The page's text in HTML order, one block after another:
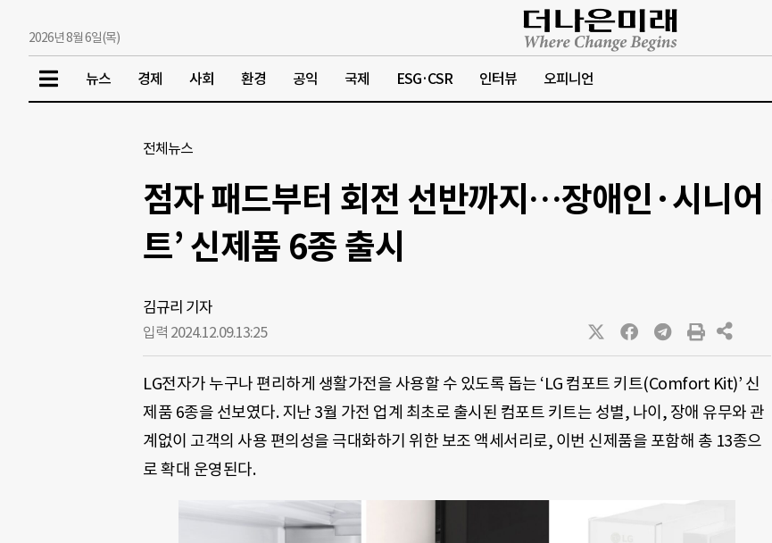
2026년 8월 6일(목)
뉴스 경제 사회 환경 공익 국제 ESG·CSR 인터뷰 오피니언
전체뉴스
점자 패드부터 회전 선반까지…장애인·시니어
트’ 신제품 6종 출시
김규리 기자
입력 2024.12.09.13:25
LG전자가 누구나 편리하게 생활가전을 사용할 수 있도록 돕는 ‘LG 컴포트 키트(Comfort Kit)’ 신
제품 6종을 선보였다. 지난 3월 가전 업계 최초로 출시된 컴포트 키트는 성별, 나이, 장애 유무와 관
계없이 고객의 사용 편의성을 극대화하기 위한 보조 액세서리로, 이번 신제품을 포함해 총 13종으
로 확대 운영된다.